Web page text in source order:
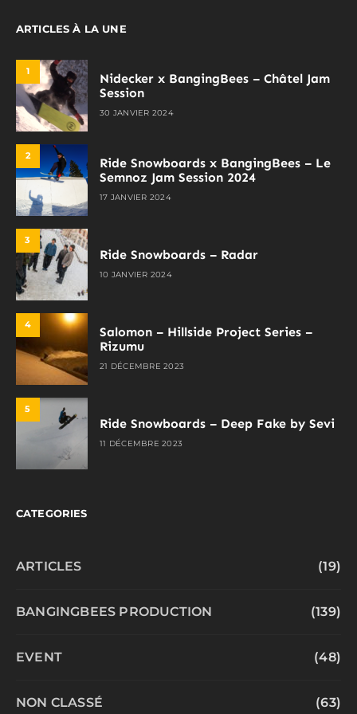
ARTICLES À LA UNE
1
Nidecker x BangingBees – Châtel Jam
Session
30 JANVIER 2024
2
Ride Snowboards x BangingBees – Le
Semnoz Jam Session 2024
17 JANVIER 2024
3
Ride Snowboards – Radar
10 JANVIER 2024
4
Salomon – Hillside Project Series –
Rizumu
21 DÉCEMBRE 2023
5
Ride Snowboards – Deep Fake by Sevi
11 DÉCEMBRE 2023
CATEGORIES
ARTICLES (19)
BANGINGBEES PRODUCTION (139)
EVENT (48)
NON CLASSÉ (63)